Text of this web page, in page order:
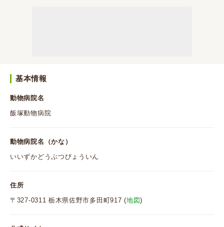
基本情報
動物病院名
飯塚動物病院
動物病院名（かな）
いいずかどうぶつびょういん
住所
〒327-0311 栃木県佐野市多田町917 (地図)